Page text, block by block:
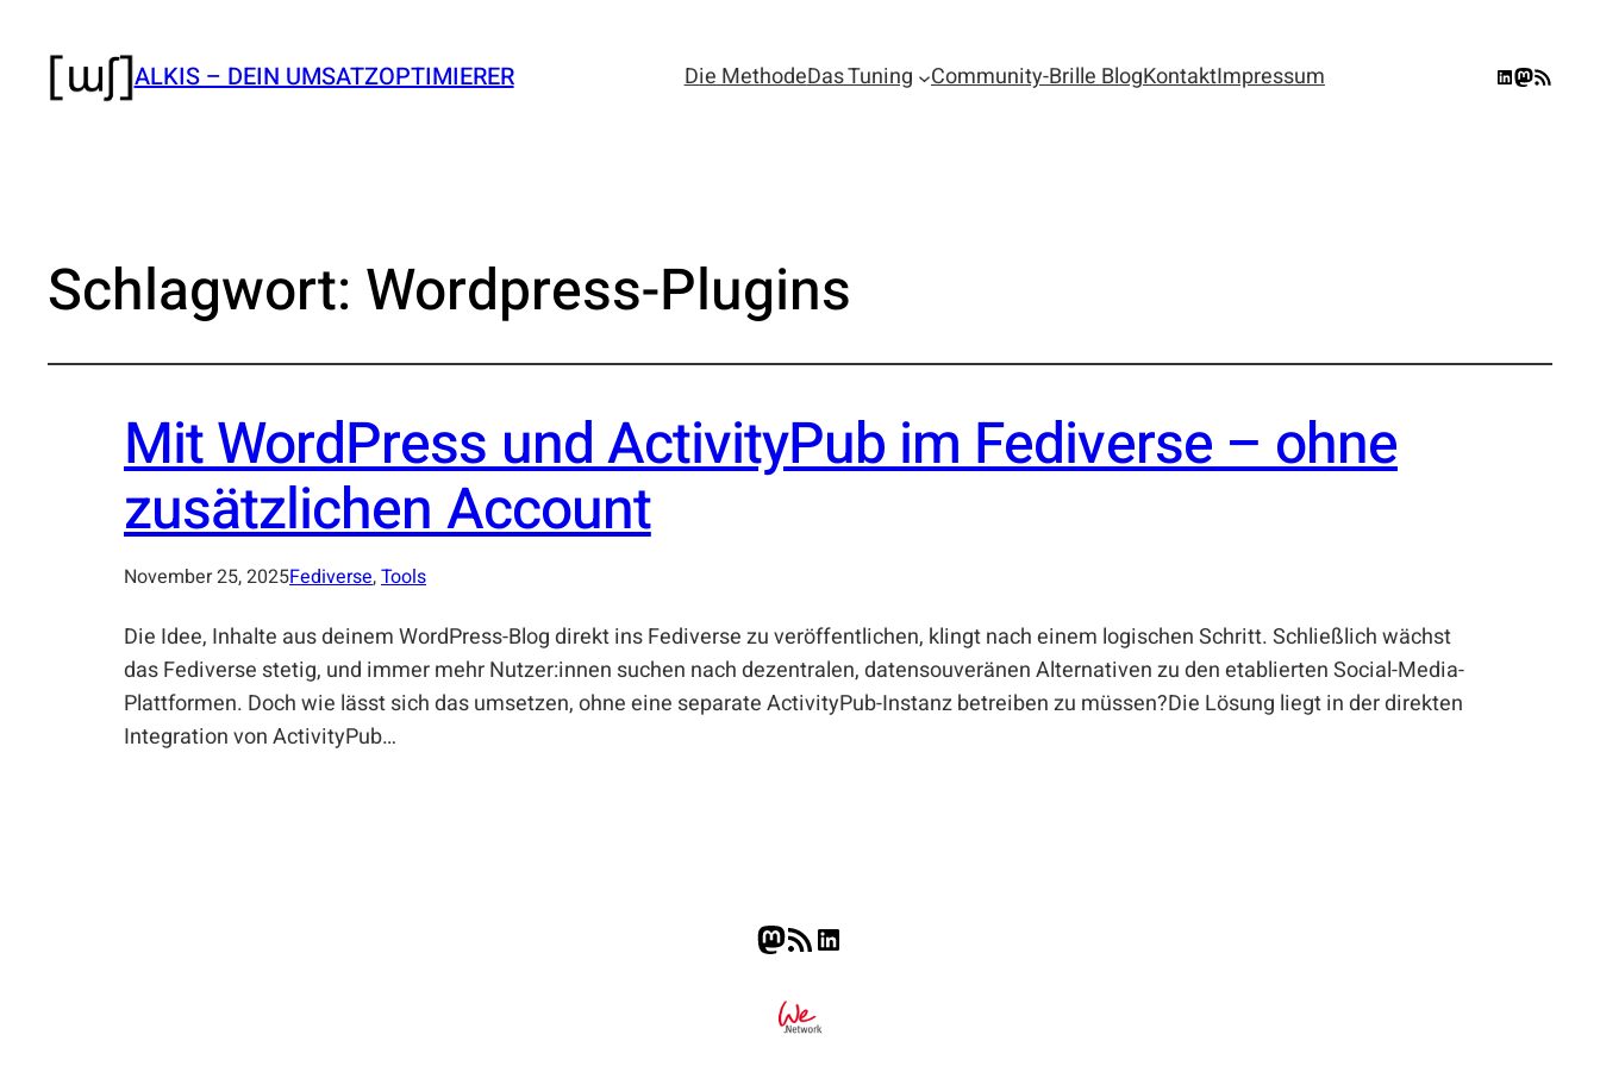
ALKIS – DEIN UMSATZOPTIMIERER Die MethodeDas Tuning Community-Brille BlogKontaktImpressum LinkedIn
Mastodon
RSS-Feed
Schlagwort: Wordpress-Plugins
Mit WordPress und ActivityPub im Fediverse – ohne
zusätzlichen Account
November 25, 2025Fediverse, Tools
Die Idee, Inhalte aus deinem WordPress-Blog direkt ins Fediverse zu veröffentlichen, klingt nach einem logischen Schritt. Schließlich wächst
das Fediverse stetig, und immer mehr Nutzer:innen suchen nach dezentralen, datensouveränen Alternativen zu den etablierten Social-Media-
Plattformen. Doch wie lässt sich das umsetzen, ohne eine separate ActivityPub-Instanz betreiben zu müssen?Die Lösung liegt in der direkten
Integration von ActivityPub…
Mastodon
RSS-FeedLinkedIn